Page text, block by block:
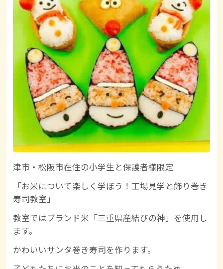
津市・松阪市在住の小学生と保護者様限定
「お米について楽しく学ぼう！工場見学と飾り巻き
寿司教室」
教室ではブランド米「三重県産結びの神」を使用し
ます。
かわいいサンタ巻き寿司を作ります。